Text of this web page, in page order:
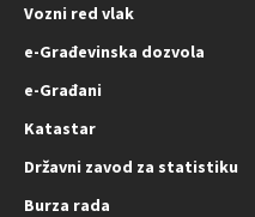
Vozni red vlak
e-Građevinska dozvola
e-Građani
Katastar
Državni zavod za statistiku
Burza rada